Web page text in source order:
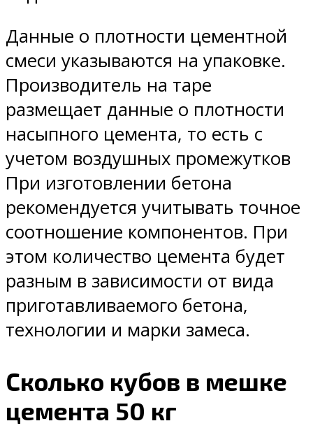
Данные о плотности цементной
смеси указываются на упаковке.
Производитель на таре
размещает данные о плотности
насыпного цемента, то есть с
учетом воздушных промежутков
При изготовлении бетона
рекомендуется учитывать точное
соотношение компонентов. При
этом количество цемента будет
разным в зависимости от вида
приготавливаемого бетона,
технологии и марки замеса.
Сколько кубов в мешке
цемента 50 кг